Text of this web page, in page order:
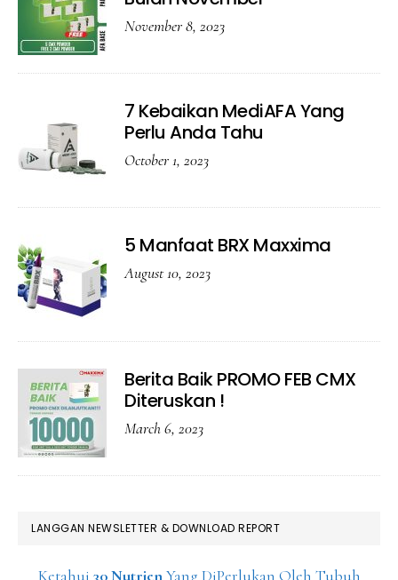
November 8, 2023
7 Kebaikan MediAFA Yang
Perlu Anda Tahu
October 1, 2023
5 Manfaat BRX Maxxima
August 10, 2023
Berita Baik PROMO FEB CMX
Diteruskan !
March 6, 2023
LANGGAN NEWSLETTER & DOWNLOAD REPORT
Ketahui 30 Nutrien Yang DiPerlukan Oleh Tubuh